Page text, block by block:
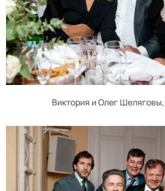
Виктория и Олег